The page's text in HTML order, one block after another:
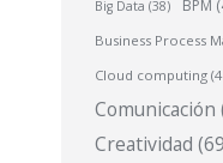
Big Data (38) BPM
Business Process
Cloud computing
Comunicación
Creatividad